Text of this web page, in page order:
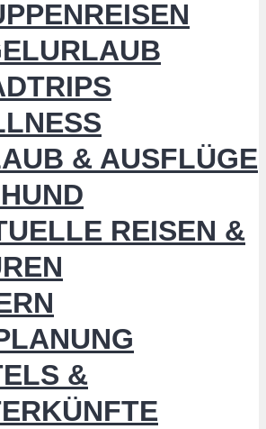
& AUSFLÜGE
REISEN &
&